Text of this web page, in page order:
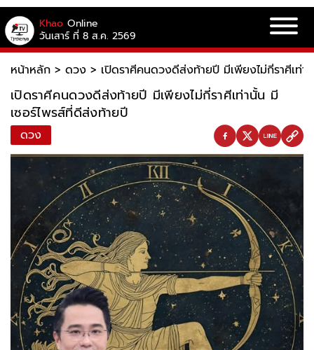
Khao Online
วันเสาร์ ที่ 8 ส.ค. 2569
หน้าหลัก > ดวง > เปิดราศีคนดวงดีส่งท้ายปี มีเพียงไม่กี่ราศีเท่
เปิดราศีคนดวงดีส่งท้ายปี มีเพียงไม่กี่ราศีเท่านั้น มี
เซอร์ไพรส์ที่ดีส่งท้ายปี
ดวง